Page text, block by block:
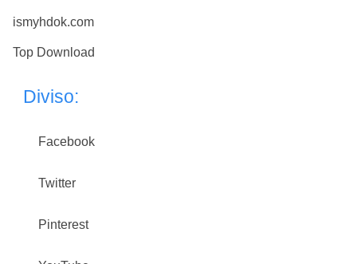
ismyhdok.com
Top Download
Diviso:
Facebook
Twitter
Pinterest